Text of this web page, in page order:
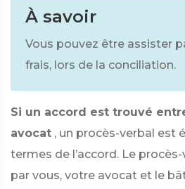
À savoir
Vous pouvez être assister
frais, lors de la conciliation.
Si un accord est trouvé
avocat , un procès-verbal est
termes de l’accord. Le
par vous, votre avocat et le